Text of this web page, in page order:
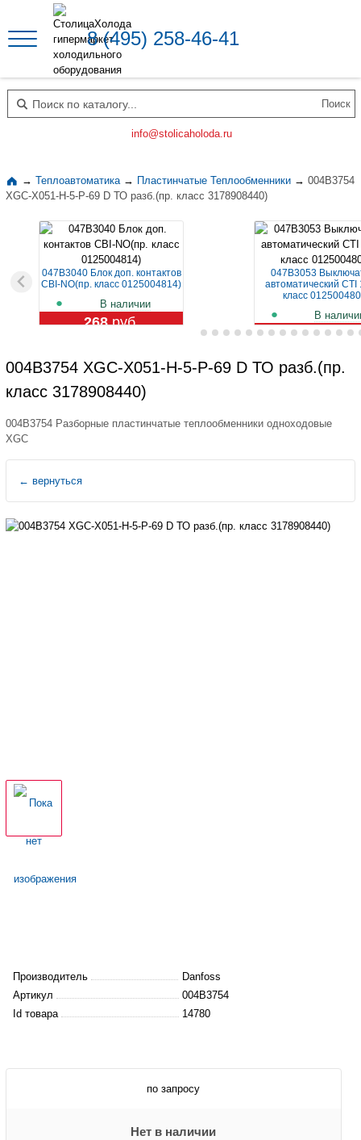
8 (495) 258-46-41
Поиск по каталогу
info@stolicaholoda.ru
→ Теплоавтоматика → Пластинчатые Теплообменники → 004B3754
XGC-X051-H-5-P-69 D ТО разб.(пр. класс 3178908440)
047B3040 Блок доп. контактов
CBI-NO(пр. класс 0125004814)
В наличии
268руб.
047B3053
автоматический CTI
класс
В
1 109 руб.
004B3754 XGC-X051-H-5-P-69 D ТО разб.(пр.
класс 3178908440)
004B3754 Разборные пластинчатые теплообменники одноходовые
XGС
← вернуться
Производитель
Danfoss
Артикул
004B3754
Id товара
14780
по запросу
Нет в наличии